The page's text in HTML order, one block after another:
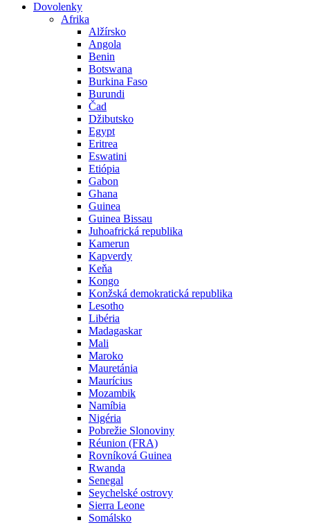
Dovolenky
Afrika
Alžírsko
Angola
Benin
Botswana
Burkina Faso
Burundi
Čad
Džibutsko
Egypt
Eritrea
Eswatini
Etiópia
Gabon
Ghana
Guinea
Guinea Bissau
Juhoafrická republika
Kamerun
Kapverdy
Keňa
Kongo
Konžská demokratická republika
Lesotho
Libéria
Madagaskar
Mali
Maroko
Mauretánia
Maurícius
Mozambik
Namíbia
Nigéria
Pobrežie Slonoviny
Réunion (FRA)
Rovníková Guinea
Rwanda
Senegal
Seychelské ostrovy
Sierra Leone
Somálsko